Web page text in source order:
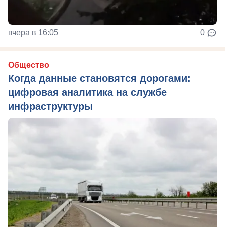
вчера в 16:05 0
Общество
Когда данные становятся дорогами:
цифровая аналитика на службе
инфраструктуры